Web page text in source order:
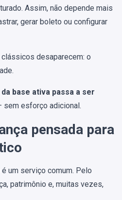
Assim, não depende mais
gerar boleto ou configurar
desaparecem: o
da base ativa passa a ser
sem esforço adicional.
pensada para
um serviço comum. Pelo
patrimônio e, muitas vezes,